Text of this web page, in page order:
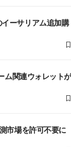
ーサリアム追加購
ム関連ウォレットが
市場を許可不要に